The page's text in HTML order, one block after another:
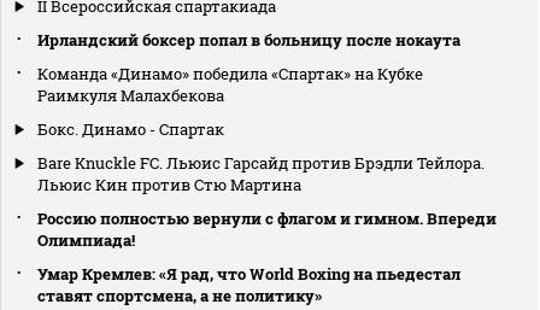
II Всероссийская спартакиада
Ирландский боксер попал в больницу после нокаута
Команда «Динамо» победила «Спартак» на Кубке
Раимкуля Малахбекова
Бокс. Динамо - Спартак
Bare Knuckle FC. Льюис Гарсайд против Брэдли Тейлора.
Льюис Кин против Стю Мартина
Россию полностью вернули с флагом и гимном. Впереди
Олимпиада!
Умар Кремлев: «Я рад, что World Boxing на пьедестал
ставят спортсмена, а не политику»